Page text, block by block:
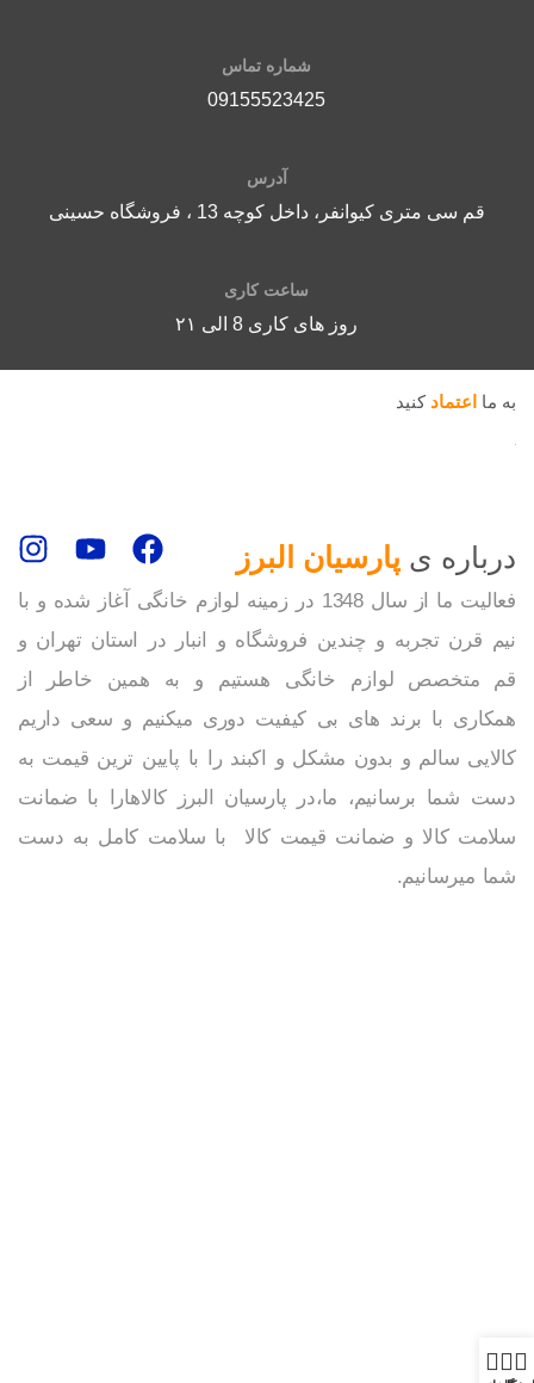
شماره تماس
09155523425
آدرس
قم سی متری کیوانفر، داخل کوچه 13 ، فروشگاه حسینی
ساعت کاری
روز های کاری 8 الی ۲۱
درباره ی پارسیان البرز
فعالیت ما از سال 1348 در زمینه لوازم خانگی آغاز شده و با
نیم قرن تجربه و چندین فروشگاه و انبار در استان تهران و
قم متخصص لوازم خانگی هستیم و به همین خاطر از
همکاری با برند های بی کیفیت دوری میکنیم و سعی داریم
کالایی سالم و بدون مشکل و اکبند را با پایین ترین قیمت به
دست شما برسانیم، ما،در پارسیان البرز کالاهارا با ضمانت
سلامت کالا و ضمانت قیمت کالا با سلامت کامل به دست
شما میرسانیم.
به ما اعتماد کنید